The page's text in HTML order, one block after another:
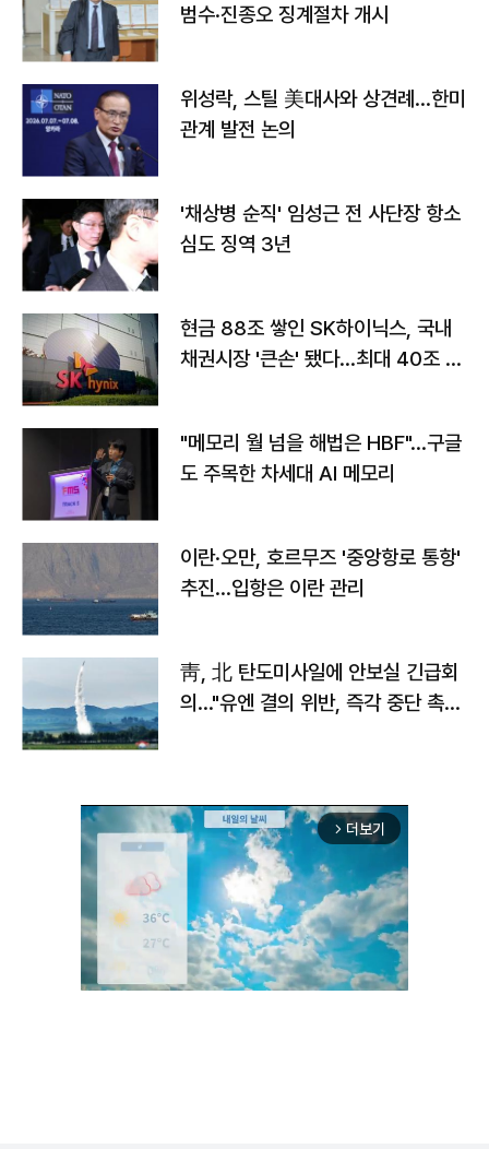
범수·진종오 징계절차 개시
위성락, 스틸 美대사와 상견례…한미
관계 발전 논의
'채상병 순직' 임성근 전 사단장 항소
심도 징역 3년
현금 88조 쌓인 SK하이닉스, 국내
채권시장 '큰손' 됐다…최대 40조 투
"메모리 월 넘을 해법은 HBF"…구글
도 주목한 차세대 AI 메모리
이란·오만, 호르무즈 '중앙항로 통항'
추진…입항은 이란 관리
靑, 北 탄도미사일에 안보실 긴급회
의…"유엔 결의 위반, 즉각 중단 촉
arrow_forward_ios 더보기